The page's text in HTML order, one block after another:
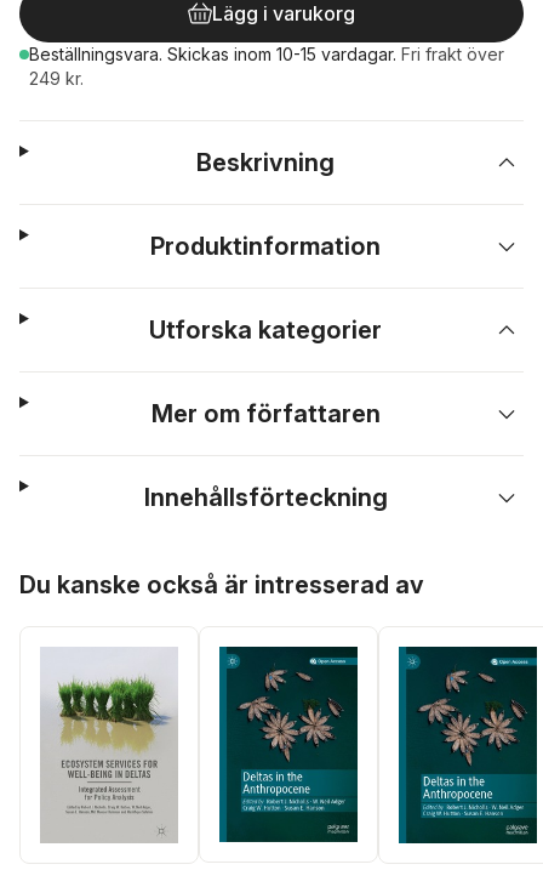
Lägg i varukorg
Beställningsvara. Skickas inom 10-15 vardagar. Fri frakt över
249 kr.
Beskrivning
Produktinformation
Utforska kategorier
Mer om författaren
Innehållsförteckning
Du kanske också är intresserad av